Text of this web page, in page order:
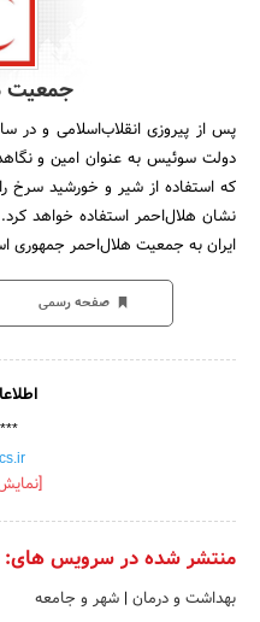
جمعیت
دولت سوئیس به عنوان امین و
که استفاده از شیر و خورشید سرخ
نشان هلال‌احمر استفاده خواهد
ایران به جمعیت هلال‌احمر جمهوری
صفحه رسمی
منتشر شده در سرویس های:
بهداشت و درمان | شهر و جامعه